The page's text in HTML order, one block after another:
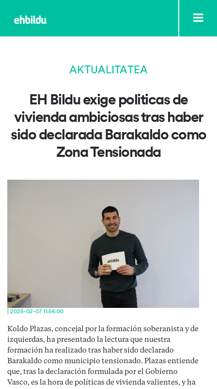
AKTUALITATEA
EH Bildu exige politicas de
vivienda ambiciosas tras haber
sido declarada Barakaldo como
Zona Tensionada
| 2025-02-07 11:56:00
Koldo Plazas, concejal por la formación soberanista y de
izquierdas, ha presentado la lectura que nuestra
formación ha realizado tras haber sido declarado
Barakaldo como municipio tensionado. Plazas entiende
que, tras la declaración formulada por el Gobierno
Vasco, es la hora de políticas de vivienda valientes, y ha